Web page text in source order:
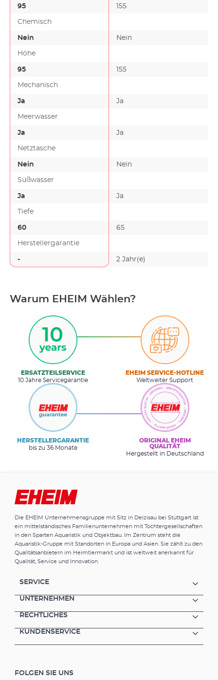
95 155
Chemisch
Nein Nein
Höhe
95 155
Mechanisch
Ja Ja
Meerwasser
Ja Ja
Netztasche
Nein Nein
Süßwasser
Ja Ja
Tiefe
60 65
Herstellergarantie
- 2 Jahr(e)
Warum EHEIM Wählen?
ERSATZTEILSERVICE
10 Jahre Servicegarantie
EHEIM SERVICE-HOTLINE
Weltweiter Support
HERSTELLERGARANTIE
bis zu 36 Monate
ORIGINAL EHEIM
QUALITÄT
Hergestellt in Deutschland
Die EHEIM Unternehmensgruppe mit Sitz in Deizisau bei Stuttgart ist
ein mittelständisches Familienunternehmen mit Tochtergesellschaften
in den Sparten Aquaristik und Objektbau. Im Zentrum steht die
Aquaristik-Gruppe mit Standorten in Europa und Asien. Sie zählt zu den
Qualitätsanbietern im Heimtiermarkt und ist weltweit anerkannt für
Qualität, Service und Innovation.
SERVICE
UNTERNEHMEN
RECHTLICHES
KUNDENSERVICE
FOLGEN SIE UNS